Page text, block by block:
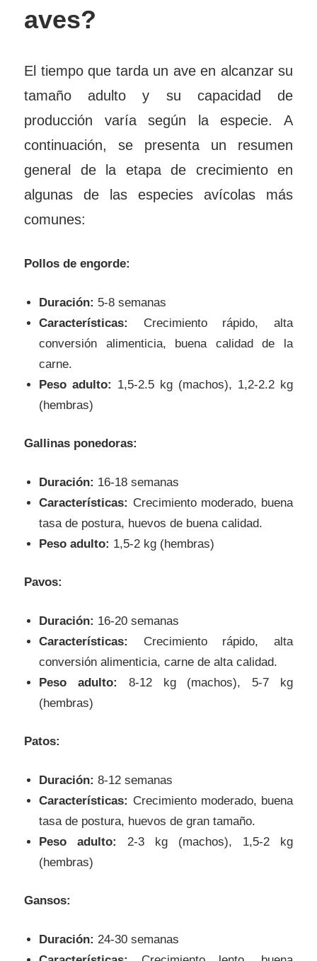
aves?
El tiempo que tarda un ave en alcanzar su
tamaño adulto y su capacidad de
producción varía según la especie. A
continuación, se presenta un resumen
general de la etapa de crecimiento en
algunas de las especies avícolas más
comunes:
Pollos de engorde:
Duración: 5-8 semanas
Características:
Crecimiento rápido, alta
conversión alimenticia, buena calidad de la
carne.
Peso adulto: 1,5-2.5 kg (machos), 1,2-2.2 kg
(hembras)
Gallinas ponedoras:
Duración: 16-18 semanas
Características: Crecimiento moderado, buena
tasa de postura, huevos de buena calidad.
Peso adulto: 1,5-2 kg (hembras)
Pavos:
Duración: 16-20 semanas
Características:
Crecimiento rápido, alta
conversión alimenticia, carne de alta calidad.
Peso adulto:
8-12 kg (machos), 5-7 kg
(hembras)
Patos:
Duración: 8-12 semanas
Características: Crecimiento moderado, buena
tasa de postura, huevos de gran tamaño.
Peso adulto:
2-3 kg (machos), 1,5-2 kg
(hembras)
Gansos:
Duración: 24-30 semanas